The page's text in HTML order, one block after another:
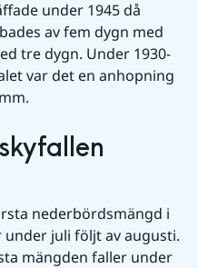
under 1945 då
av fem dygn med
tre dygn. Under 1930-
var det en anhopning
nederbördsmängd i
juli följt av augusti.
mängden faller under